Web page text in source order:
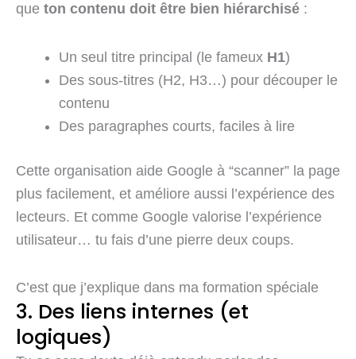
que ton contenu doit être bien hiérarchisé :
Un seul titre principal (le fameux H1)
Des sous-titres (H2, H3…) pour découper le
contenu
Des paragraphes courts, faciles à lire
Cette organisation aide Google à “scanner” la page
plus facilement, et améliore aussi l’expérience des
lecteurs. Et comme Google valorise l’expérience
utilisateur… tu fais d’une pierre deux coups.
C’est que j’explique dans ma formation spéciale
3. Des liens internes (et
logiques)